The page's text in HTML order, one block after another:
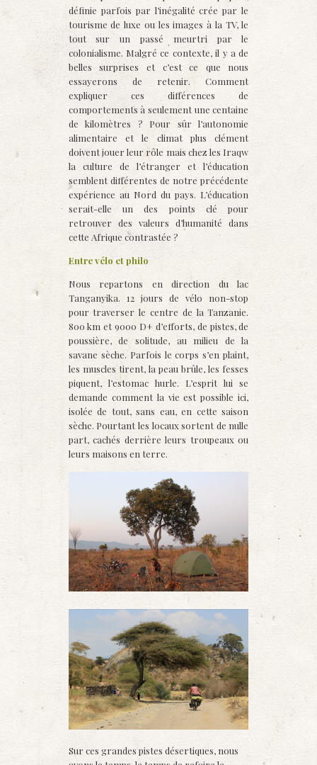
définie parfois par l’inégalité crée par le
tourisme de luxe ou les images à la TV, le
tout sur un passé meurtri par le
colonialisme. Malgré ce contexte, il y a de
belles surprises et c’est ce que nous
essayerons de retenir. Comment
expliquer ces différences de
comportements à seulement une centaine
de kilomètres ? Pour sûr l’autonomie
alimentaire et le climat plus clément
doivent jouer leur rôle mais chez les Iraqw
la culture de l’étranger et l’éducation
semblent différentes de notre précédente
expérience au Nord du pays. L’éducation
serait-elle un des points clé pour
retrouver des valeurs d’humanité dans
cette Afrique contrastée ?
Entre vélo et philo
Nous repartons en direction du lac
Tanganyika. 12 jours de vélo non-stop
pour traverser le centre de la Tanzanie.
800 km et 9000 D+ d’efforts, de pistes, de
poussière, de solitude, au milieu de la
savane sèche. Parfois le corps s’en plaint,
les muscles tirent, la peau brûle, les fesses
piquent, l’estomac hurle. L’esprit lui se
demande comment la vie est possible ici,
isolée de tout, sans eau, en cette saison
sèche. Pourtant les locaux sortent de nulle
part, cachés derrière leurs troupeaux ou
leurs maisons en terre.
Sur ces grandes pistes désertiques, nous